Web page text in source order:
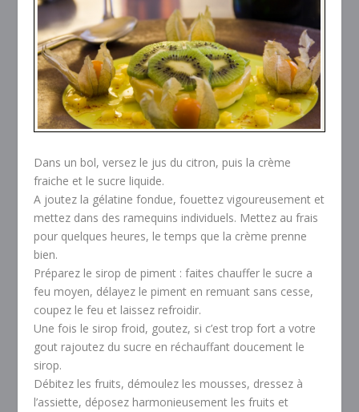
Dans un bol, versez le jus du citron, puis la crème
fraiche et le sucre liquide.
A joutez la gélatine fondue, fouettez vigoureusement et
mettez dans des ramequins individuels. Mettez au frais
pour quelques heures, le temps que la crème prenne
bien.
Préparez le sirop de piment : faites chauffer le sucre a
feu moyen, délayez le piment en remuant sans cesse,
coupez le feu et laissez refroidir.
Une fois le sirop froid, goutez, si c’est trop fort a votre
gout rajoutez du sucre en réchauffant doucement le
sirop.
Débitez les fruits, démoulez les mousses, dressez à
l’assiette, déposez harmonieusement les fruits et